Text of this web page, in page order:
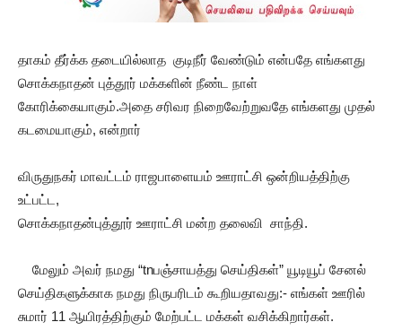
தாகம் தீர்க்க தடையில்லாத குடிநீர் வேண்டும் என்பதே எங்களது
சொக்கநாதன் புத்தூர் மக்களின் நீண்ட நாள்
கோரிக்கையாகும்.அதை சரிவர நிறைவேற்றுவதே எங்களது முதல்
கடமையாகும், என்றார்
விருதுநகர் மாவட்டம் ராஜபாளையம் ஊராட்சி ஒன்றியத்திற்கு
உட்பட்ட,
சொக்கநாதன்புத்தூர் ஊராட்சி மன்ற தலைவி சாந்தி.
மேலும் அவர் நமது “tnபஞ்சாயத்து செய்திகள்” யூடியூப் சேனல்
செய்திகளுக்காக நமது நிருபரிடம் கூறியதாவது:- எங்கள் ஊரில்
சுமார் 11 ஆயிரத்திற்கும் மேற்பட்ட மக்கள் வசிக்கிறார்கள்.